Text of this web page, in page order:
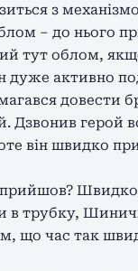
з
– до нього
тут облом,
дуже активно
довести
Дзвонив герой
він швидко
в трубку,
що час так